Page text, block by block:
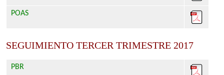
POAS
SEGUIMIENTO TERCER TRIMESTRE 2017
PBR